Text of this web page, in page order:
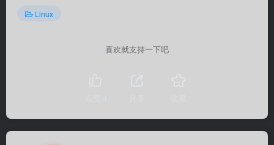
Linux
喜欢就支持一下吧